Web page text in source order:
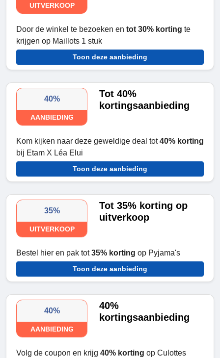
UITVERKOOP
Door de winkel te bezoeken en tot 30% korting te
krijgen op Maillots 1 stuk
Toon deze aanbieding
40%
AANBIEDING
Tot 40%
kortingsaanbieding
Kom kijken naar deze geweldige deal tot40% korting
bij Etam X Léa Elui
Toon deze aanbieding
35%
UITVERKOOP
Tot 35% korting op
uitverkoop
Bestel hier en pak tot35% korting op Pyjama's
Toon deze aanbieding
40%
AANBIEDING
40%
kortingsaanbieding
Volg de coupon en krijg 40% korting op Culottes